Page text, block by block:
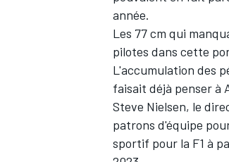
année.
Les 77 cm qui
pilotes dans cette
L'accumulation des
faisait déjà penser à
Steve Nielsen, le
patrons d'équipe
sportif pour la F1 à